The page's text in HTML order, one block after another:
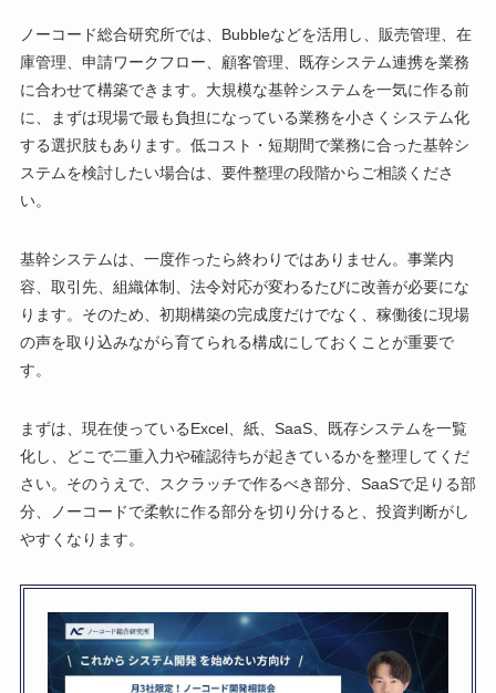
ノーコード総合研究所では、Bubbleなどを活用し、販売管理、在
庫管理、申請ワークフロー、顧客管理、既存システム連携を業務
に合わせて構築できます。大規模な基幹システムを一気に作る前
に、まずは現場で最も負担になっている業務を小さくシステム化
する選択肢もあります。低コスト・短期間で業務に合った基幹シ
ステムを検討したい場合は、要件整理の段階からご相談くださ
い。
基幹システムは、一度作ったら終わりではありません。事業内
容、取引先、組織体制、法令対応が変わるたびに改善が必要にな
ります。そのため、初期構築の完成度だけでなく、稼働後に現場
の声を取り込みながら育てられる構成にしておくことが重要で
す。
まずは、現在使っているExcel、紙、SaaS、既存システムを一覧
化し、どこで二重入力や確認待ちが起きているかを整理してくだ
さい。そのうえで、スクラッチで作るべき部分、SaaSで足りる部
分、ノーコードで柔軟に作る部分を切り分けると、投資判断がし
やすくなります。